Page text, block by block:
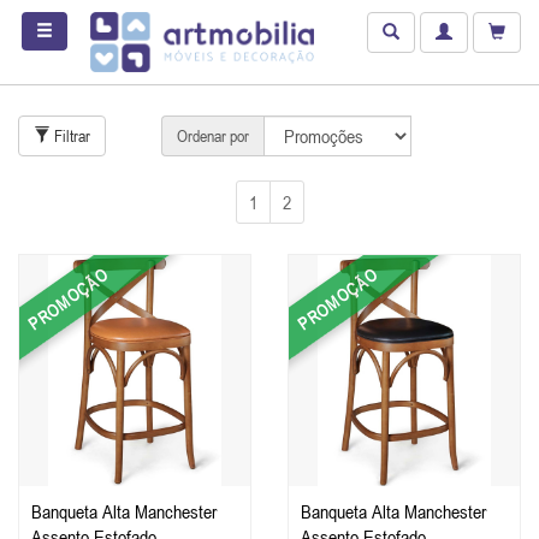
Filtrar Ordenar por
1 2
PROMOÇÃO
Banqueta Alta Manchester
PROMOÇÃO
Banqueta Alta Manchester